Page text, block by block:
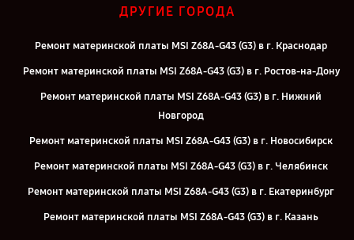
ДРУГИЕ ГОРОДА
Ремонт материнской платы MSI Z68A-G43 (G3) в г. Краснодар
Ремонт материнской платы MSI Z68A-G43 (G3) в г. Ростов-на-Дону
Ремонт материнской платы MSI Z68A-G43 (G3) в г. Нижний
Новгород
Ремонт материнской платы MSI Z68A-G43 (G3) в г. Новосибирск
Ремонт материнской платы MSI Z68A-G43 (G3) в г. Челябинск
Ремонт материнской платы MSI Z68A-G43 (G3) в г. Екатеринбург
Ремонт материнской платы MSI Z68A-G43 (G3) в г. Казань